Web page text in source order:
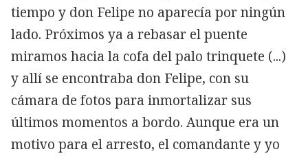
tiempo y don Felipe no aparecía por ningún
lado. Próximos ya a rebasar el puente
miramos hacia la cofa del palo trinquete (...)
y allí se encontraba don Felipe, con su
cámara de fotos para inmortalizar sus
últimos momentos a bordo. Aunque era un
motivo para el arresto, el comandante y yo